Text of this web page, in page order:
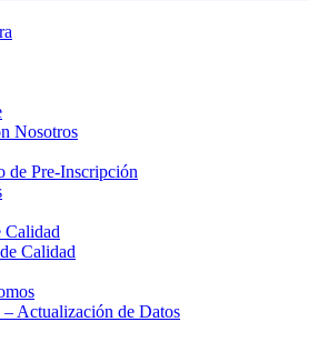
Nosotros
de Pre-Inscripción
Calidad
Calidad
Actualización de Datos